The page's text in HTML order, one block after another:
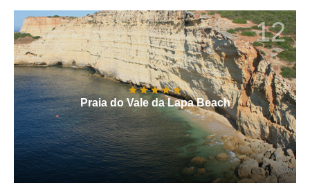
12
Praia do Vale da Lapa Beach